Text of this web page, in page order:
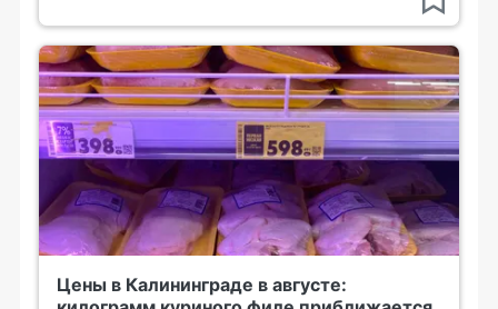
Цены в Калининграде в августе: